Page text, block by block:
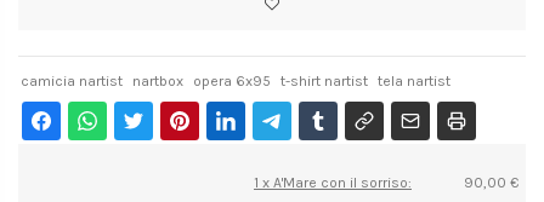
camicia nartist nartbox opera 6x95 t-shirt nartist tela nartist
1 x A'Mare con il sorriso:
90,00 €